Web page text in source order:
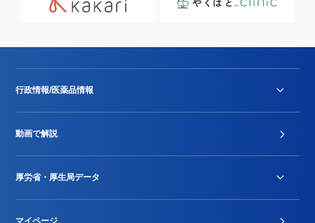
行政情報/医薬品情報
Stu-GEレポート
動画で解説
厚労省・厚生局データ
マイページ